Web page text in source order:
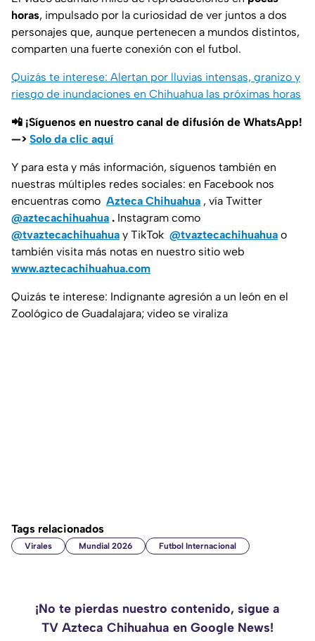
horas, impulsado por la curiosidad de ver juntos a dos
personajes que, aunque pertenecen a mundos distintos,
comparten una fuerte conexión con el futbol.
Quizás te interese: Alertan por lluvias intensas, granizo y
riesgo de inundaciones en Chihuahua las próximas horas
📲 ¡Síguenos en nuestro canal de difusión de WhatsApp!
—> Solo da clic aquí
Y para esta y más información, síguenos también en
nuestras múltiples redes sociales: en Facebook nos
encuentras como Azteca Chihuahua , vía Twitter
@aztecachihuahua . Instagram como
@tvaztecachihuahua y TikTok @tvaztecachihuahua o
también visita más notas en nuestro sitio web
www.aztecachihuahua.com
Quizás te interese: Indignante agresión a un león en el
Zoológico de Guadalajara; video se viraliza
Tags relacionados
Virales Mundial 2026 Futbol Internacional
¡No te pierdas nuestro contenido, sigue a
TV Azteca Chihuahua en Google News!